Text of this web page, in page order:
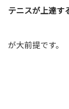
テニスが上達す
が大前提です。